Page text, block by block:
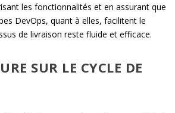
les fonctionnalités et en assurant que
DevOps, quant à elles, facilitent le
de livraison reste fluide et efficace.
SUR LE CYCLE DE